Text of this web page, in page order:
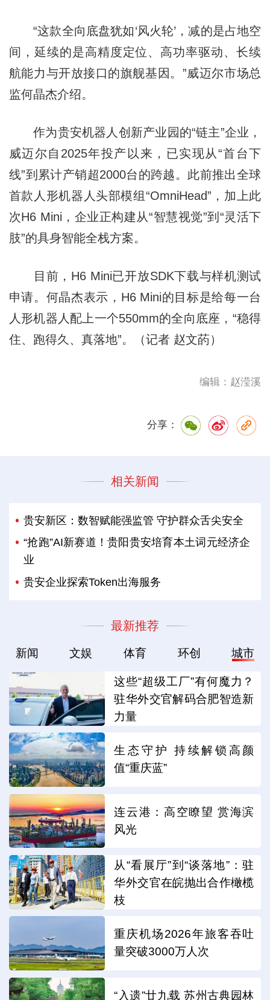
“这款全向底盘犹如‘风火轮’，减的是占地空
间，延续的是高精度定位、高功率驱动、长续
航能力与开放接口的旗舰基因。”威迈尔市场总
监何晶杰介绍。
作为贵安机器人创新产业园的“链主”企业，
威迈尔自2025年投产以来，已实现从“首台下
线”到累计产销超2000台的跨越。此前推出全球
首款人形机器人头部模组“OmniHead”，加上此
次H6 Mini，企业正构建从“智慧视觉”到“灵活下
肢”的具身智能全栈方案。
目前，H6 Mini已开放SDK下载与样机测试
申请。何晶杰表示，H6 Mini的目标是给每一台
人形机器人配上一个550mm的全向底座，“稳得
住、跑得久、真落地”。（记者 赵文菂）
编辑：赵滢溪
分享：
相关新闻
贵安新区：数智赋能强监管 守护群众舌尖安全
“抢跑”AI新赛道！贵阳贵安培育本土词元经济企
业
贵安企业探索Token出海服务
最新推荐
新闻 文娱 体育 环创 城市
这些“超级工厂”有何魔力？
驻华外交官解码合肥智造新
力量
生态守护 持续解锁高颜
值“重庆蓝”
连云港：高空瞭望 赏海滨
风光
从“看展厅”到“谈落地”：驻
华外交官在皖抛出合作橄榄
枝
重庆机场2026年旅客吞吐
量突破3000万人次
“入遗”廿九载 苏州古典园林